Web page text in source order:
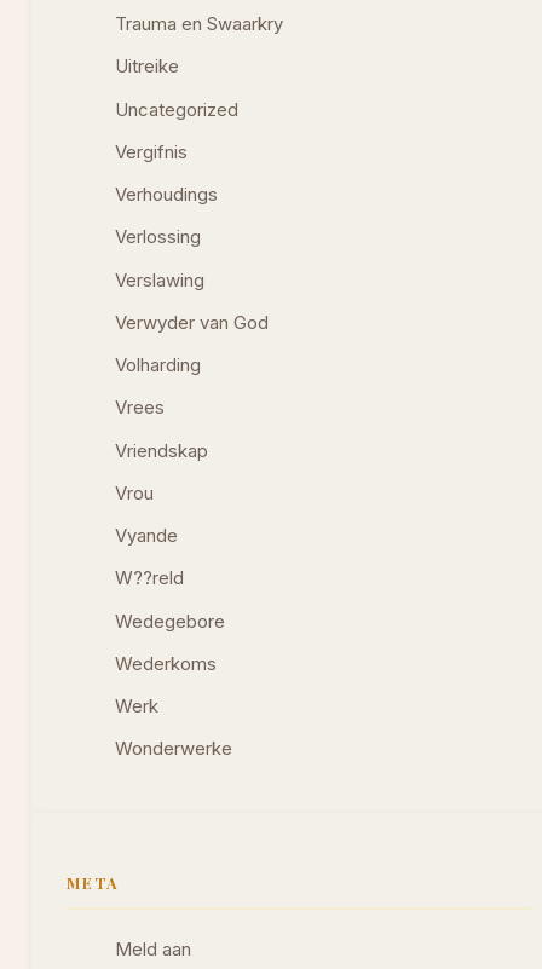
Trauma en Swaarkry
Uitreike
Uncategorized
Vergifnis
Verhoudings
Verlossing
Verslawing
Verwyder van God
Volharding
Vrees
Vriendskap
Vrou
Vyande
W??reld
Wedegebore
Wederkoms
Werk
Wonderwerke
META
Meld aan